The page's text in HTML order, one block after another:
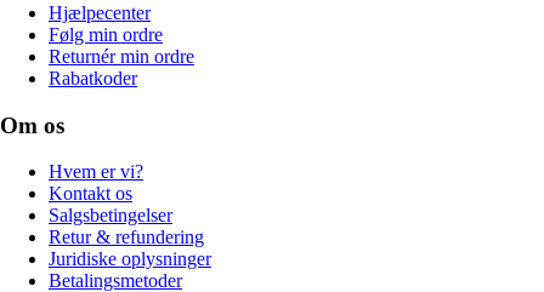
Hjælpecenter
Følg min ordre
Returnér min ordre
Rabatkoder
Om os
Hvem er vi?
Kontakt os
Salgsbetingelser
Retur & refundering
Juridiske oplysninger
Betalingsmetoder